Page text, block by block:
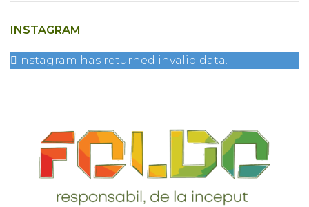
INSTAGRAM
Instagram has returned invalid data.